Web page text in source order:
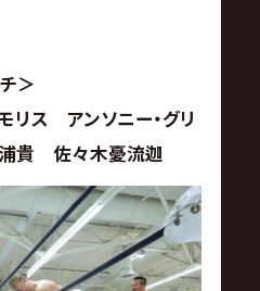
＞
リス アンソニー・グリ
貴 佐々木憂流迦